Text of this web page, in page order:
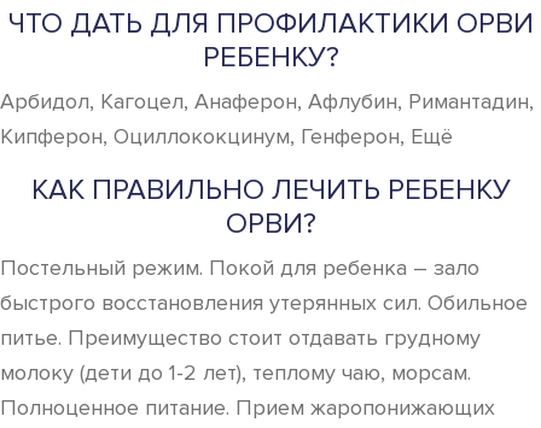
ЧТО ДАТЬ ДЛЯ ПРОФИЛАКТИКИ ОРВИ
РЕБЕНКУ?
Арбидол, Кагоцел, Анаферон, Афлубин, Римантадин,
Кипферон, Оциллококцинум, Генферон, Ещё
КАК ПРАВИЛЬНО ЛЕЧИТЬ РЕБЕНКУ
ОРВИ?
Постельный режим. Покой для ребенка – зало
быстрого восстановления утерянных сил. Обильное
питье. Преимущество стоит отдавать грудному
молоку (дети до 1-2 лет), теплому чаю, морсам.
Полноценное питание. Прием жаропонижающих